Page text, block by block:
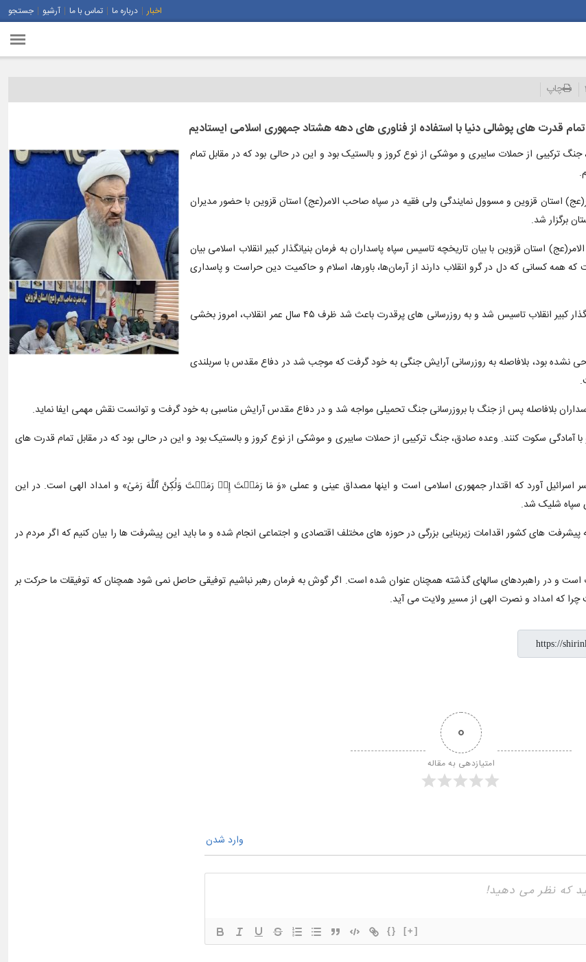
اخبار درباره ما تماس با ما آرشیو جستجو
چاپ
قدرت های پوشالی دنیا با استفاده از فناوری های دهه هشتاد جمهوری اسلامی ایستادیم
ترکیبی از حملات سایبری و موشکی از نوع کروز و بالستیک بود و این در حالی بود که در مقابل تمام
استان قزوین و مسوول نمایندگی ولی فقیه در سپاه صاحب الامر(عج) استان قزوین با حضور مدیران
برگزار شد.
استان قزوین با بیان تاریخچه تاسیس سپاه پاسداران به فرمان بنیانگذار کبیر انقلاب اسلامی بیان
کسانی که دل در گرو انقلاب دارند از آرمان‌ها، باورها، اسلام و حاکمیت دین حراست و پاسداری
وی گفت: سپاه پاسداران در کنار نظام جمهوری اسلامی که یک شگفتی بود با تدبیر بنیانگذار کبیر انقلاب تاسیس شد و به روزرسانی های پرقدرت باعث شد ظرف ۴۵ سال عمر انقلاب، امروز بخشی
نشده بود، بلافاصله به روزرسانی آرایش جنگی به خود گرفت که موجب شد در دفاع مقدس با سربلندی
بلافاصله پس از جنگ با بروزرسانی جنگ تحمیلی مواجه شد و در دفاع مقدس آرایش مناسبی به خود گرفت و توانست نقش مهمی ایفا نماید.
آمادگی سکوت کنند. وعده صادق، جنگ ترکیبی از حملات سایبری و موشکی از نوع کروز و بالستیک بود و این در حالی بود که در مقابل تمام قدرت های
اسرائیل آورد که اقتدار جمهوری اسلامی است و اینها مصداق عینی و عملی «وَ مَا رَمَیۡتَ إِذۡ رَمَیۡتَ وَلَٰکِنَّ ٱللَّهَ رَمَىٰ» و امداد الهی است. در این
سپاه شلیک شد.
های کشور اقدامات زیربنایی بزرگی در حوزه های مختلف اقتصادی و اجتماعی انجام شده و ما باید این پیشرفت ها را بیان کنیم که اگر مردم در
و در راهبردهای سالهای گذشته همچنان عنوان شده است. اگر گوش به فرمان رهبر نباشیم توفیقی حاصل نمی شود همچنان که توفیقات ما حرکت بر
که امداد و نصرت الهی از مسیر ولایت می آید.
0
امتیازدهی به مقاله
وارد شدن
{} [+]